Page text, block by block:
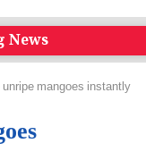
News
mangoes instantly